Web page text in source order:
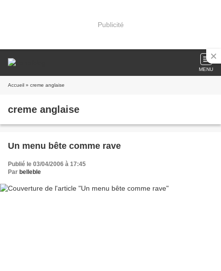
Publicité
MENU
Accueil » creme anglaise
creme anglaise
Un menu bête comme rave
Publié le 03/04/2006 à 17:45
Par belleble